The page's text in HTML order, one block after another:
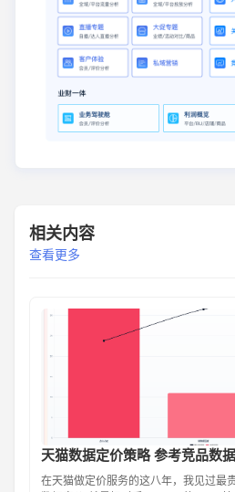
相关内容
查看更多
天猫数据定价策略 参考竞品数
在天猫做定价服务的这八年，我见过最